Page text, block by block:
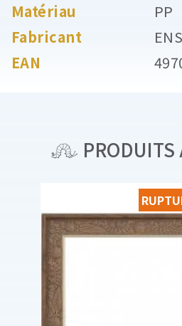
Matériau
PP
Fabricant
EAN
PRODUITS